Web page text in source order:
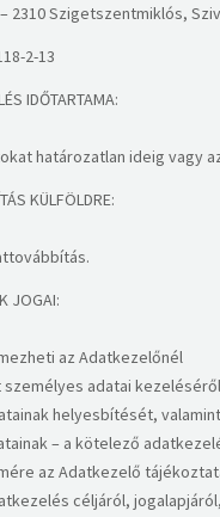
2310 Szigetszentmiklós,
2-13​
IDŐTARTAMA:
határozatlan ideig vagy
KÜLFÖLDRE:
JOGAI:
az Adatkezelőnél
adatai
helyesbítését, valamint
– a kötelező
az Adatkezelő
céljáról,